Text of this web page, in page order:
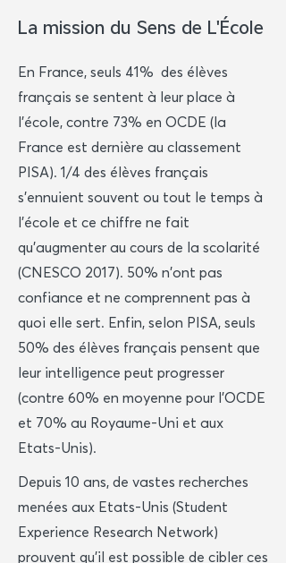
La mission du Sens de L'École
En France, seuls 41% des élèves
français se sentent à leur place à
l’école, contre 73% en OCDE (la
France est dernière au classement
PISA). 1/4 des élèves français
s'ennuient souvent ou tout le temps à
l’école et ce chiffre ne fait
qu’augmenter au cours de la scolarité
(CNESCO 2017). 50% n'ont pas
confiance et ne comprennent pas à
quoi elle sert. Enfin, selon PISA, seuls
50% des élèves français pensent que
leur intelligence peut progresser
(contre 60% en moyenne pour l’OCDE
et 70% au Royaume-Uni et aux
Etats-Unis).
Depuis 10 ans, de vastes recherches
menées aux Etats-Unis (Student
Experience Research Network)
prouvent qu'il est possible de cibler ces